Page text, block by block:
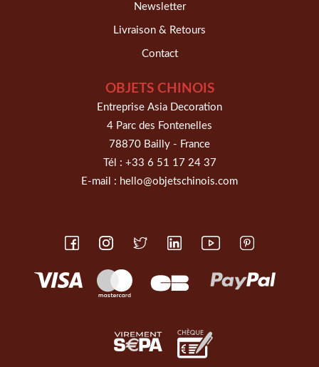
Newsletter
Livraison & Retours
Contact
OBJETS CHINOIS
Entreprise Asia Decoration
4 Parc des Fontenelles
78870 Bailly - France
Tél : +33 6 51 17 24 37
E-mail : hello@objetschinois.com